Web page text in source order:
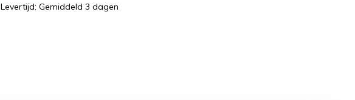
Levertijd: Gemiddeld 3 dagen